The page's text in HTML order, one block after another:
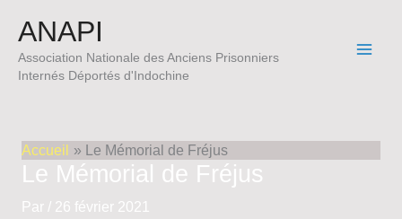
contenu
ANAPI
Association Nationale des Anciens Prisonniers
Internés Déportés d'Indochine
Accueil Le Mémorial de Fréjus
Le Mémorial de Fréjus
Par / 26 février 2021